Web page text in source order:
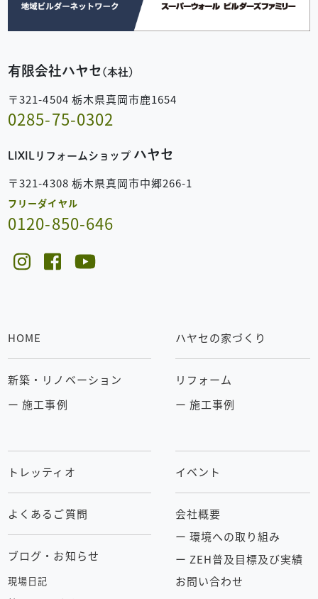
有限会社ハヤセ (本社)
〒321-4504 栃木県真岡市鹿1654
0285-75-0302
LIXILリフォームショップ ハヤセ
〒321-4308 栃木県真岡市中郷266-1
フリーダイヤル
0120-850-646
HOME
新築・リノベーション
ー 施工事例
トレッティオ
よくあるご質問
ブログ・お知らせ
現場日記
ハヤセの家づくり
リフォーム
ー 施工事例
イベント
会社概要
ー 環境への取り組み
ー ZEH普及目標及び実績
お問い合わせ